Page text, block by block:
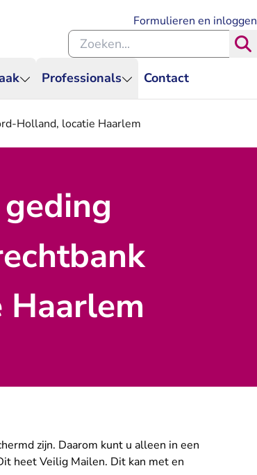
Professionals Contact
Formulieren en inloggen
Zoeken binnen de Rechtspraak
Holland, locatie Haarlem
zijn. Daarom kunt u alleen in een
heet Veilig Mailen. Dit kan met en